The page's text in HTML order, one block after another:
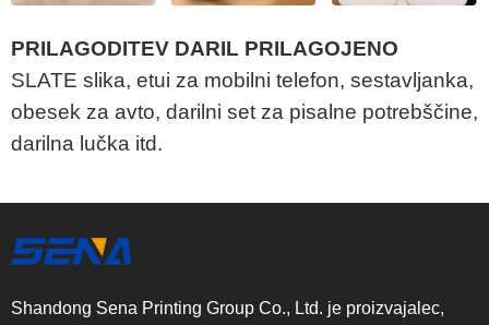
PRILAGODITEV DARIL PRILAGOJENO
SLATE slika, etui za mobilni telefon, sestavljanka,
obesek za avto, darilni set za pisalne potrebščine,
darilna lučka itd.
Shandong Sena Printing Group Co., Ltd. je proizvajalec,